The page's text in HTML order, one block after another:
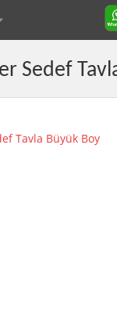
Sedef